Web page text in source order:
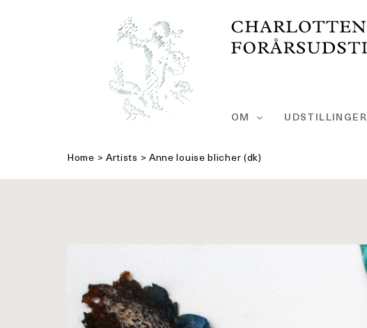
OM UDSTILLINGER
Home > Artists > Anne louise blicher (dk)